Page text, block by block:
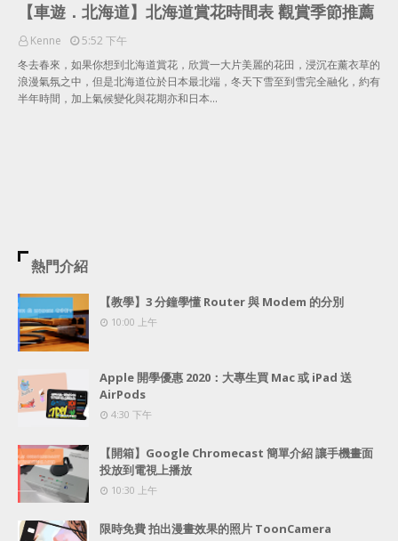
【車遊．北海道】北海道賞花時間表 觀賞季節推薦
Kenne
5:52 下午
冬去春來，如果你想到北海道賞花，欣賞一大片美麗的花田，浸沉在薰衣草的
浪漫氣氛之中，但是北海道位於日本最北端，冬天下雪至到雪完全融化，約有
半年時間，加上氣候變化與花期亦和日本…
熱門介紹
【教學】3 分鐘學懂 Router 與 Modem 的分別
10:00 上午
Apple 開學優惠 2020：大專生買 Mac 或 iPad 送
AirPods
4:30 下午
【開箱】Google Chromecast 簡單介紹 讓手機畫面
投放到電視上播放
10:30 上午
限時免費 拍出漫畫效果的照片 ToonCamera